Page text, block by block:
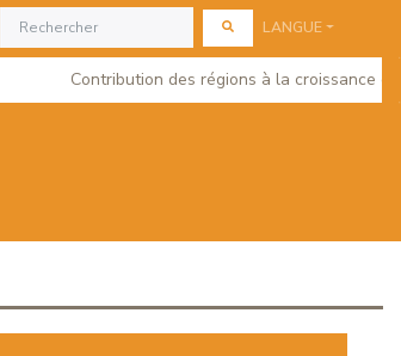
LANGUE
Contribution des régions à la croissance du